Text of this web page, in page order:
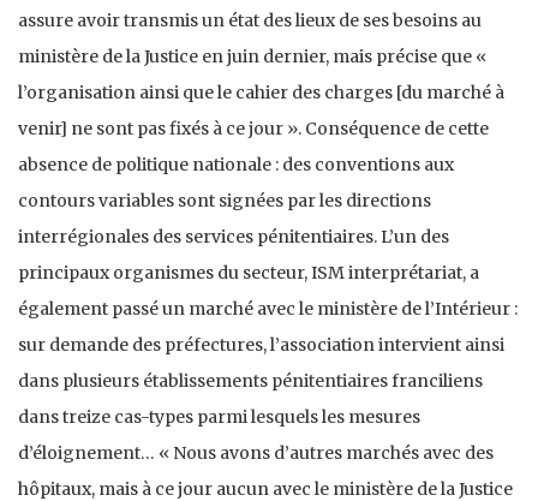
assure avoir transmis un état des lieux de ses besoins au
ministère de la Justice en juin dernier, mais précise que «
l’organisation ainsi que le cahier des charges [du marché à
venir] ne sont pas fixés à ce jour ». Conséquence de cette
absence de politique nationale : des conventions aux
contours variables sont signées par les directions
interrégionales des services pénitentiaires. L’un des
principaux organismes du secteur, ISM interprétariat, a
également passé un marché avec le ministère de l’Intérieur :
sur demande des préfectures, l’association intervient ainsi
dans plusieurs établissements pénitentiaires franciliens
dans treize cas-types parmi lesquels les mesures
d’éloignement… « Nous avons d’autres marchés avec des
hôpitaux, mais à ce jour aucun avec le ministère de la Justice